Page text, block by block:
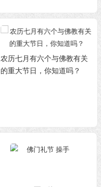
农历七月有六个与佛教有关
的重大节日，你知道吗？